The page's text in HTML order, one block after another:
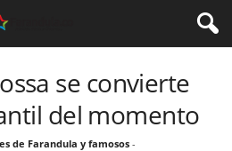
se convierte
del momento
de Farandula y famosos -